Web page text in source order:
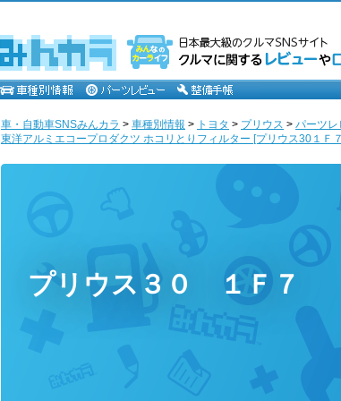
車・自動車SNSみんカラ > 車種別情報 > トヨタ > プリウス > パーツレ
東洋アルミエコープロダクツ ホコリとりフィルター [プリウス30１Ｆ
プリウス３０ １Ｆ７